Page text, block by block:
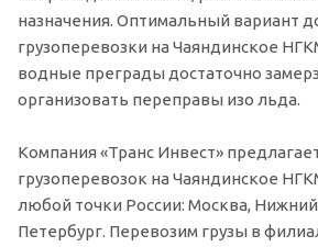
назначения. Оптимальный вариант
грузоперевозки на Чаяндинское
водные преграды достаточно
организовать переправы изо льда.
Компания «Транс Инвест»
грузоперевозок на Чаяндинское
любой точки России: Москва,
Петербург. Перевозим грузы в